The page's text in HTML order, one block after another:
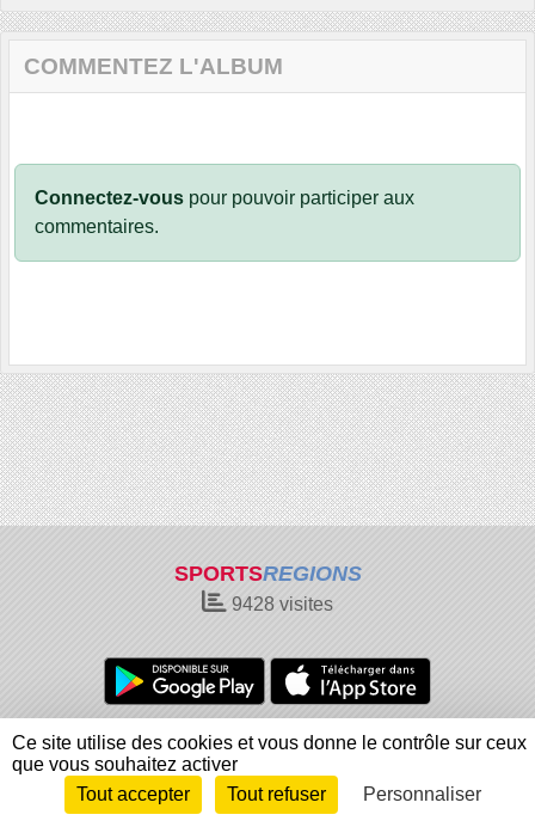
COMMENTEZ L'ALBUM
Connectez-vous pour pouvoir participer aux
commentaires.
SPORTSREGIONS
9428 visites
Charte cookies
Gestion des cookies
Informations légales
Signaler un contenu inapproprié
Envie de participer ?
Connexion
Ce site utilise des cookies et vous donne le contrôle sur ceux
que vous souhaitez activer
Tout accepter
Tout refuser Personnaliser